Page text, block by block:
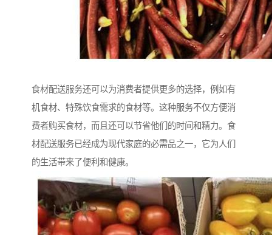
食材配送服务还可以为消费者提供更多的选择，例如有
机食材、特殊饮食需求的食材等。这种服务不仅方便消
费者购买食材，而且还可以节省他们的时间和精力。食
材配送服务已经成为现代家庭的必需品之一，它为人们
的生活带来了便利和健康。